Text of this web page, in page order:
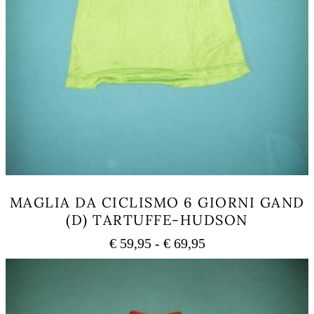
MAGLIA DA CICLISMO 6 GIORNI GAND
(D) TARTUFFE-HUDSON
€59,95 - €69,95Fascia
di